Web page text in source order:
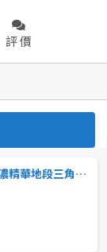
評 價
高雄豪宅專家 Andy1021美濃精華地段三角窗店住